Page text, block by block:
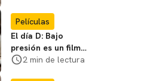
Películas
El día D: Bajo
presión es un film
bélico distinto lleno
2 min de lectura